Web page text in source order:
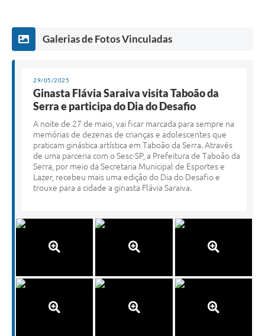
Galerias de Fotos Vinculadas
29/05/2025
Ginasta Flávia Saraiva visita Taboão da
Serra e participa do Dia do Desafio
A noite de 27 de maio, vai ficar marcada para sempre na
memórias de dezenas de crianças e adolescentes que
praticam ginástica artística em Taboão da Serra. Através
de uma parceria com o Sesc-SP, a Prefeitura de Taboão da
Serra, por meio da Secretaria Municipal de Esportes e
Lazer, recebeu mais uma edição do Dia do Desafio e
trouxe para a cidade a ginasta Flávia Saraiva.